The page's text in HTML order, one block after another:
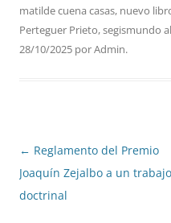
matilde cuena casas, nuevo
Perteguer Prieto,segismundo
28/10/2025 porAdmin.
Navegación
de
entradas
← Reglamento del Premio
Joaquín Zejalbo a un trabajo
doctrinal